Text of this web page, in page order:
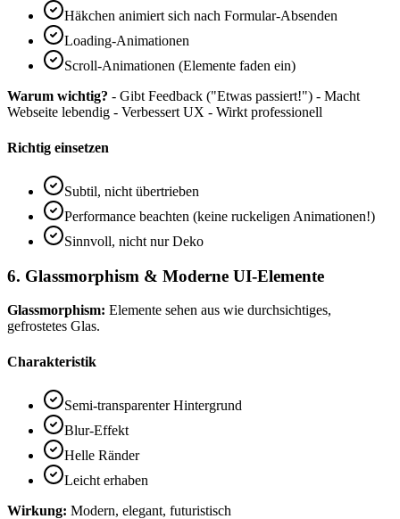
Häkchen animiert sich nach Formular-Absenden
Loading-Animationen
Scroll-Animationen (Elemente faden ein)
Warum wichtig? - Gibt Feedback ("Etwas passiert!") - Macht
Webseite lebendig - Verbessert UX - Wirkt professionell
Richtig einsetzen
Subtil, nicht übertrieben
Performance beachten (keine ruckeligen Animationen!)
Sinnvoll, nicht nur Deko
6. Glassmorphism & Moderne UI-Elemente
Glassmorphism: Elemente sehen aus wie durchsichtiges,
gefrostetes Glas.
Charakteristik
Semi-transparenter Hintergrund
Blur-Effekt
Helle Ränder
Leicht erhaben
Wirkung: Modern, elegant, futuristisch